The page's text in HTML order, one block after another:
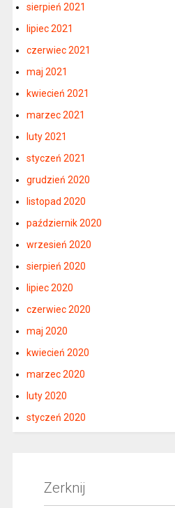
sierpień 2021
lipiec 2021
czerwiec 2021
maj 2021
kwiecień 2021
marzec 2021
luty 2021
styczeń 2021
grudzień 2020
listopad 2020
październik 2020
wrzesień 2020
sierpień 2020
lipiec 2020
czerwiec 2020
maj 2020
kwiecień 2020
marzec 2020
luty 2020
styczeń 2020
Zerknij